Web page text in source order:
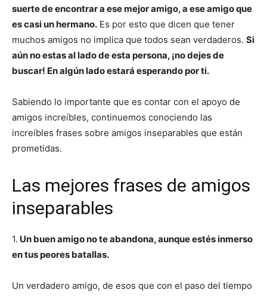
suerte de encontrar a ese mejor amigo, a ese amigo que
es casi un hermano. Es por esto que dicen que tener
muchos amigos no implica que todos sean verdaderos. Si
aún no estas al lado de esta persona, ¡no dejes de
buscar! En algún lado estará esperando por ti.
Sabiendo lo importante que es contar con el apoyo de
amigos increíbles, continuemos conociendo las
increíbles frases sobre amigos inseparables que están
prometidas.
Las mejores frases de amigos
inseparables
1. Un buen amigo no te abandona, aunque estés inmerso
en tus peores batallas.
Un verdadero amigo, de esos que con el paso del tiempo